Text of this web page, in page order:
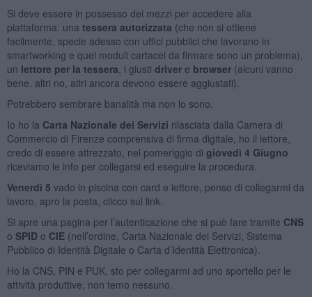
Si deve essere in possesso dei mezzi per accedere alla
piattaforma: una tessera autorizzata (che non si ottiene
facilmente, specie adesso con uffici pubblici che lavorano in
smartworking e quei moduli cartacei da firmare sono un problema),
un lettore per la tessera , i giusti driver e browser(alcuni vanno
bene, altri no, altri ancora devono essere aggiustati).
Potrebbero sembrare banalità ma non lo sono.
Io ho la Carta Nazionale dei Servizi rilasciata dalla Camera di
Commercio di Firenze comprensiva di firma digitale, ho il lettore,
credo di essere attrezzato, nel pomeriggio di giovedì 4 Giugno
riceviamo le info per collegarsi ed eseguire la procedura.
Venerdì 5 vado in piscina con card e lettore, penso di collegarmi da
lavoro, apro la posta, clicco sul link.
Si apre una pagina per l’autenticazione che si può fare tramite CNS
o SPIDo CIE (nell’ordine, Carta Nazionale dei Servizi, Sistema
Pubblico di Identità Digitale o Carta d’Identità Elettronica).
Ho la CNS, PIN e PUK, sto per collegarmi ad uno sportello per le
attività produttive, non temo nessuno.